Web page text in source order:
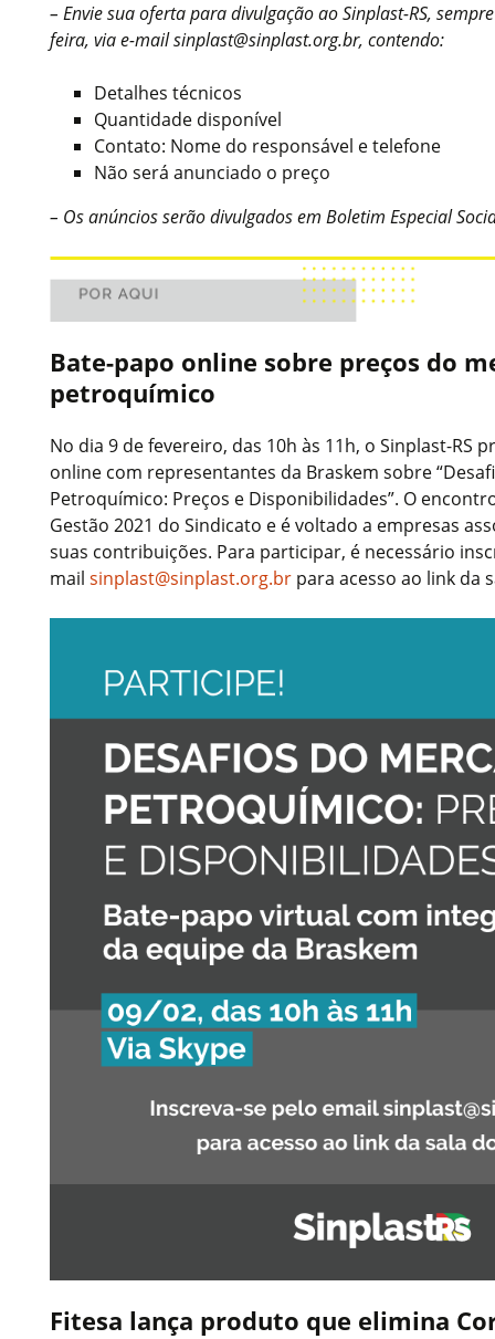
– Envie sua oferta para divulgação ao Sinplast-RS,
feira, via e-mail sinplast@sinplast.org.br, contendo:
Detalhes técnicos
Quantidade disponível
Contato: Nome do responsável e telefone
Não será anunciado o preço
– Os anúncios serão divulgados em Boletim Especial
Bate-papo online sobre preços do
petroquímico
No dia 9 de fevereiro, das 10h às 11h, o Sinplast-RS
online com representantes da Braskem sobre
Petroquímico: Preços e Disponibilidades”. O
Gestão 2021 do Sindicato e é voltado a empresas
suas contribuições. Para participar, é necessário
mail sinplast@sinplast.org.br para acesso ao link da
Fitesa lança produto que elimina